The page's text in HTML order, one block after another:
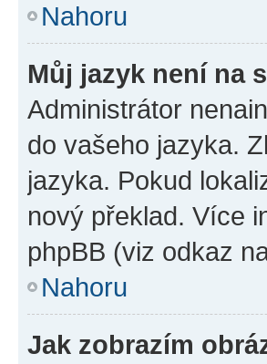
Nahoru
Můj jazyk není na
Administrátor
do vašeho jazyka.
jazyka. Pokud
nový překlad. Více
phpBB (viz odkaz
Nahoru
Jak zobrazím